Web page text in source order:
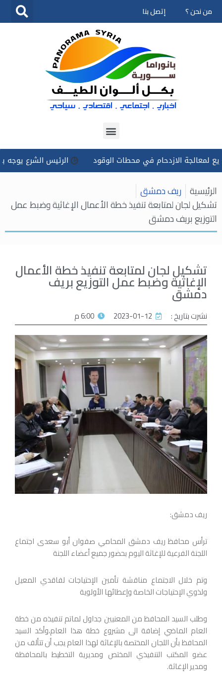
تخطى
من نحن ؟ إتصل بنا
الازدحام في محطات الوقود الرئيس الشرع يوجه
الرئيسية ريف دمشق
تشكيل لجان لمتابعة تنفيذ خطة الأعمال الإغاثية وضبط عمل
التوزيع بريف دمشق
تشكيل لجان لمتابعة تنفيذ خطة الأعمال
الإغاثية وضبط عمل التوزيع بريف
دمشق
نشرت بتاريخ : 2023-01-12 6:00 م
ريف دمشق:
ترأس محافظ ريف دمشق المحامي صفوان أبو سعدى اجتماع
اللجنة الفرعية للإغاثة اليوم بحضور جميع أعضاء اللجنة
وتم خلال الاجتماع مناقشة تأمين الإحتياجات لفاقدي المعيل
ولذوي الإحتياجات الخاصة وإعطائها الأولوية
وطلب السيد المحافظ من المعنيين جداول لماتم تنفيذه من خطة
العام الماضي إضافة الى مشروع خطة هذا العام،وأكد السيد
المحافظ بأن اللجان المختصة بالإغاثة لهذا العام يجب أن تتألف من
عضو المكتب التنفيذي المختص ومديرية التخطيط بالمحافظة
ومدير الإغاثة.